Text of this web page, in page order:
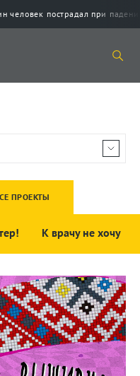
человек пострадал при
ПРОЕКТЫ
К врачу не хочу